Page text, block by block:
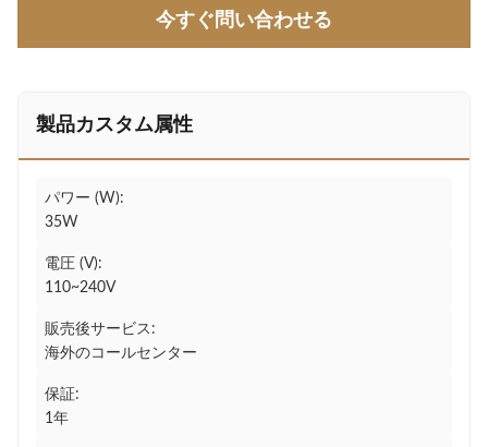
今すぐ問い合わせる
製品カスタム属性
パワー (W):
35W
電圧 (V):
110~240V
販売後サービス:
海外のコールセンター
保証:
1年